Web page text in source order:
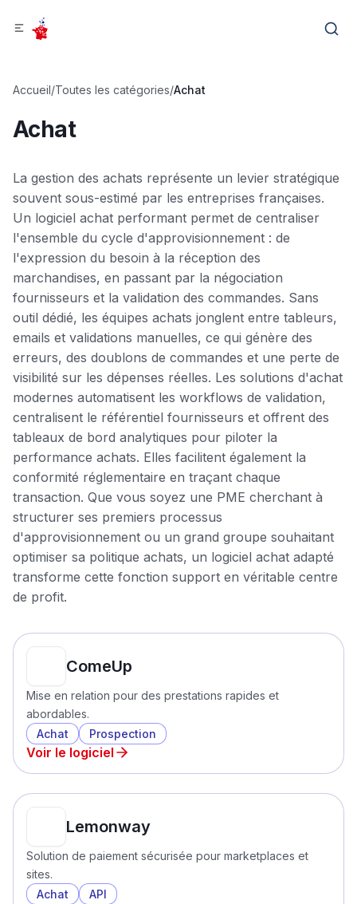
Accueil/Toutes les catégories/Achat
Achat
La gestion des achats représente un levier stratégique
souvent sous-estimé par les entreprises françaises.
Un logiciel achat performant permet de centraliser
l'ensemble du cycle d'approvisionnement : de
l'expression du besoin à la réception des
marchandises, en passant par la négociation
fournisseurs et la validation des commandes. Sans
outil dédié, les équipes achats jonglent entre tableurs,
emails et validations manuelles, ce qui génère des
erreurs, des doublons de commandes et une perte de
visibilité sur les dépenses réelles. Les solutions d'achat
modernes automatisent les workflows de validation,
centralisent le référentiel fournisseurs et offrent des
tableaux de bord analytiques pour piloter la
performance achats. Elles facilitent également la
conformité réglementaire en traçant chaque
transaction. Que vous soyez une PME cherchant à
structurer ses premiers processus
d'approvisionnement ou un grand groupe souhaitant
optimiser sa politique achats, un logiciel achat adapté
transforme cette fonction support en véritable centre
de profit.
ComeUp
Mise en relation pour des prestations rapides et
abordables.
Achat
Prospection
Voir le logiciel
Lemonway
Solution de paiement sécurisée pour marketplaces et
sites.
Achat
API